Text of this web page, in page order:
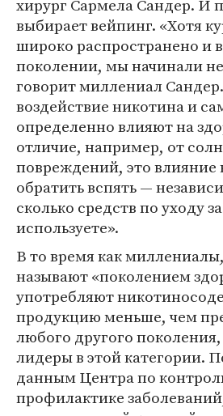
хирург Сармела Сандер. И
выбирает вейпинг. «Хотя
широко распространено и
поколении, мы начинали
говорит миллениал
воздействие никотина и
определенно влияют на
отличие, например, от
повреждений, это влияние
обратить вспять —
сколько средств по уходу
используете».
В то время как
называют «поколением
употребляют
продукцию меньше, чем
любого другого
лидеры в этой категории.
данным Центра по
профилактике